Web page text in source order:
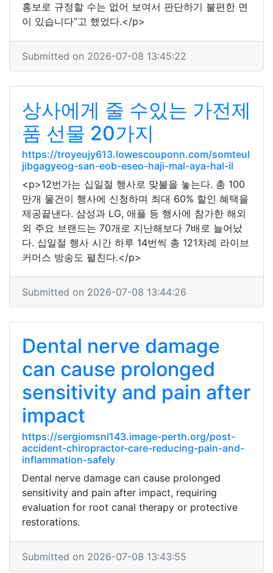
홍보로 규정할 수는 없어 보여서 판단하기 불편한 면
이 있습니다”고 했었다.</p>
Submitted on 2026-07-08 13:45:22
상사에게 줄 수있는 가전제
품 선물 20가지
https://troyeujy613.lowescouponn.com/somteul
jibgagyeog-san-eob-eseo-haji-mal-aya-hal-il
<p>12번가는 십일절 행사로 맞불을 놓는다. 총 100
만개 물건이 행사에 신청하며 최대 60% 할인 혜택을
제공끝낸다. 삼성과 LG, 애플 등 행사에 참가한 해외
외 주요 브랜드는 70개로 지난해보다 7배로 늘어났
다. 십일절 행사 시간 하루 14번씩 총 121차례 라이브
커머스 방송도 펼친다.</p>
Submitted on 2026-07-08 13:44:26
Dental nerve damage
can cause prolonged
sensitivity and pain after
impact
https://sergiomsnl143.image-perth.org/post-
accident-chiropractor-care-reducing-pain-and-
inflammation-safely
Dental nerve damage can cause prolonged
sensitivity and pain after impact, requiring
evaluation for root canal therapy or protective
restorations.
Submitted on 2026-07-08 13:43:55